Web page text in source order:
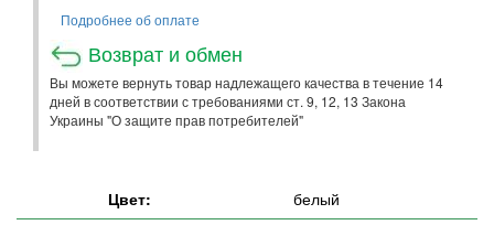
Подробнее об оплате
Возврат и обмен
Вы можете вернуть товар надлежащего качества в течение 14
дней в соответствии с требованиями ст. 9, 12, 13 Закона
Украины "О защите прав потребителей"
Цвет:
белый